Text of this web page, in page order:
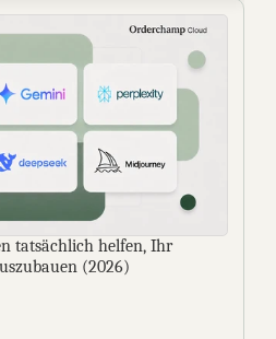
tatsächlich helfen, Ihr
(2026)